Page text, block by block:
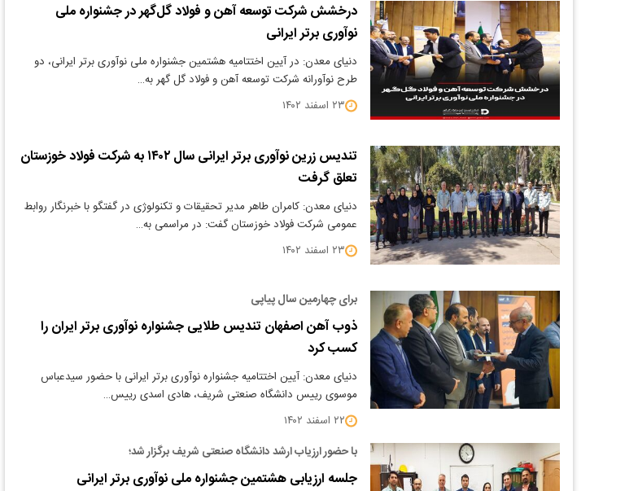
درخشش شرکت توسعه آهن و فولاد گل‌گهر در جشنواره ملی
نوآوری برتر ایرانی
دنیای معدن: در آیین اختتامیه هشتمین جشنواره ملی نوآوری برتر ایرانی، دو
طرح نوآورانه شرکت توسعه آهن و فولاد گل گهر به…
۲۳ اسفند ۱۴۰۲
تندیس زرین نوآوری برتر ایرانی سال ۱۴۰۲ به شرکت فولاد خوزستان
تعلق گرفت
دنیای معدن: کامران طاهر مدیر تحقیقات و تکنولوژی در گفتگو با خبرنگار روابط
عمومی شرکت فولاد خوزستان گفت: در مراسمی به…
۲۳ اسفند ۱۴۰۲
برای چهارمین سال پیاپی
ذوب آهن اصفهان تندیس طلایی جشنواره نوآوری برتر ایران را
کسب کرد
دنیای معدن: آیین اختتامیه جشنواره نوآوری برتر ایرانی با حضور سیدعباس
موسوی رییس دانشگاه صنعتی شریف، هادی اسدی رییس…
۲۲ اسفند ۱۴۰۲
با حضور ارزیاب ارشد دانشگاه صنعتی شریف برگزار شد؛
جلسه ارزیابی هشتمین جشنواره ملی نوآوری برتر ایرانی